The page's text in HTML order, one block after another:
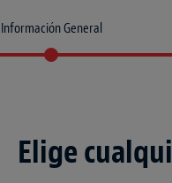
Información General
Elige